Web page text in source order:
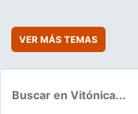
VER MÁS TEMAS